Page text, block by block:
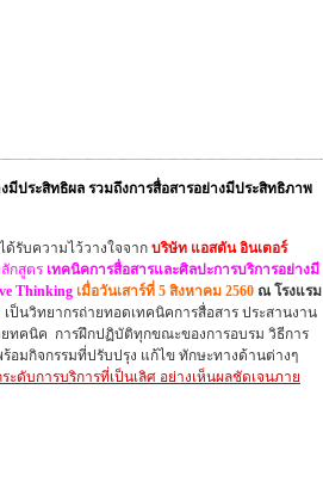
มีประสิทธิผล รวมถึงการสื่อสารอย่างมีประสิทธิภาพ
ด้รับความไว้วางใจจาก บริษัท แอสตัน อินเตอร์
กสูตร เทคนิคการสื่อสารและศิลปะการบริการอย่างมี
Thinking เมื่อวันเสาร์ที่ 5 สิงหาคม 2560 ณ โรงแรม
เป็นวิทยากรถ่ายทอดเทคนิคการสื่อสาร ประสานงาน
ยทคนิค การฝึกปฏิบัติทุกขณะของการอบรม วิธีการ
ร้อมกิจกรรมที่ปรับปรุง แก้ไข ทักษะทางด้านต่างๆ
ดับการบริการที่เป็นเลิศ อย่างเห็นผลชัดเจนภาย